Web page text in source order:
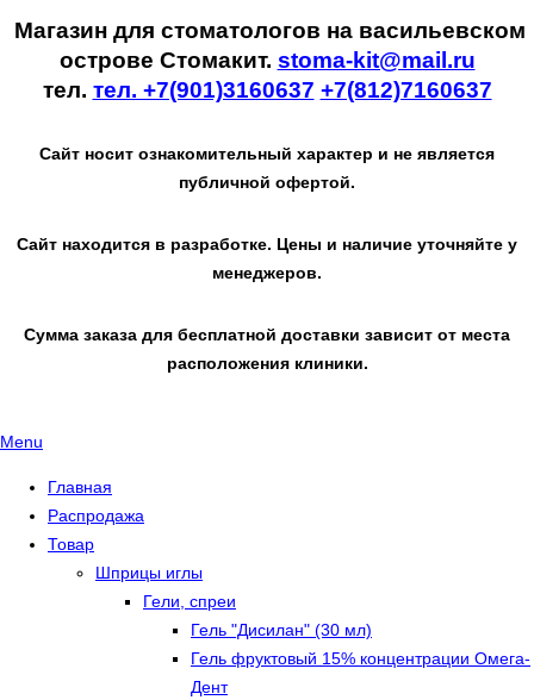
Магазин для стоматологов на васильевском
острове Стомакит. stoma-kit@mail.ru
тел. тел. +7(901)3160637 +7(812)7160637
Сайт носит ознакомительный характер и не является
публичной офертой.
Сайт находится в разработке. Цены и наличие уточняйте у
менеджеров.
Сумма заказа для бесплатной доставки зависит от места
расположения клиники.
Menu
Главная
Распродажа
Товар
Шприцы иглы
Гели, спреи
Гель "Дисилан" (30 мл)
Гель фруктовый 15% концентрации Омега-
Дент